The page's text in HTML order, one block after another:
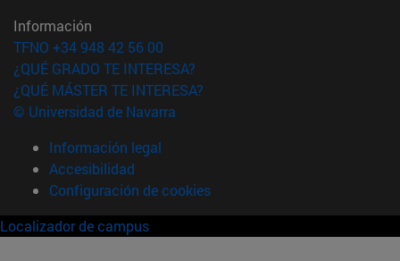
Información
TFNO +34 948 42 56 00
¿QUÉ GRADO TE INTERESA?
¿QUÉ MÁSTER TE INTERESA?
© Universidad de Navarra
Información legal
Accesibilidad
Configuración de cookies
Localizador de campus